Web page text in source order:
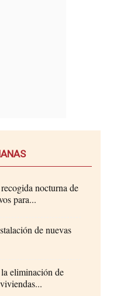
nocturna de
para...
de nuevas
eliminación de